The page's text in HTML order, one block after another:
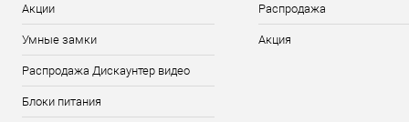
Акции
Умные замки
Распродажа Дискаунтер видео
Блоки питания
Распродажа
Акция